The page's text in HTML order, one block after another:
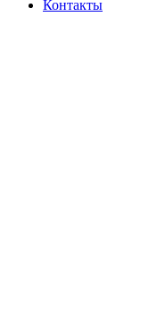
Контакты